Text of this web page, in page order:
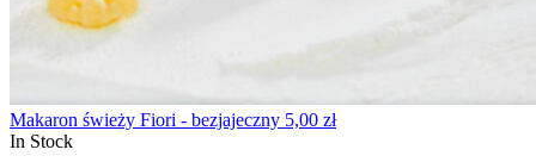
Makaron świeży Fiori - bezjajeczny 5,00 zł
In Stock